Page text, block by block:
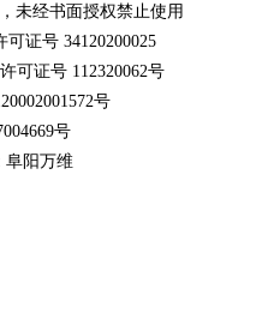
未经书面授权禁止使用
证号 34120200025
可证号 112320062号
号
号
阜阳万维